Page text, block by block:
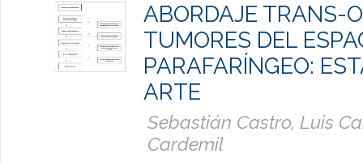
ABORDAJE TRANS-
TUMORES DEL
PARAFARÍNGEO:
ARTE
Sebastián Castro, Luis
Cardemil